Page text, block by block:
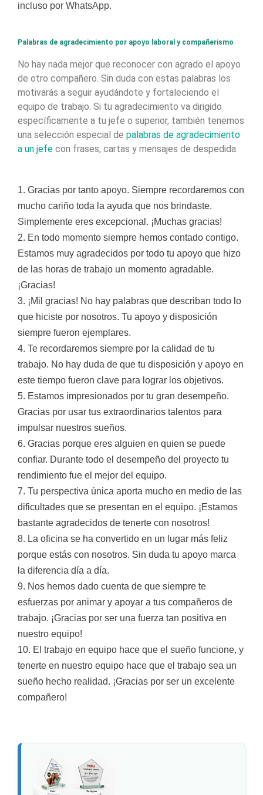
incluso por WhatsApp.
Palabras de agradecimiento por apoyo laboral y compañerismo
No hay nada mejor que reconocer con agrado el apoyo
de otro compañero. Sin duda con estas palabras los
motivarás a seguir ayudándote y fortaleciendo el
equipo de trabajo. Si tu agradecimiento va dirigido
específicamente a tu jefe o superior, también tenemos
una selección especial de palabras de agradecimiento
a un jefe con frases, cartas y mensajes de despedida.
1. Gracias por tanto apoyo. Siempre recordaremos con
mucho cariño toda la ayuda que nos brindaste.
Simplemente eres excepcional. ¡Muchas gracias!
2. En todo momento siempre hemos contado contigo.
Estamos muy agradecidos por todo tu apoyo que hizo
de las horas de trabajo un momento agradable.
¡Gracias!
3. ¡Mil gracias! No hay palabras que describan todo lo
que hiciste por nosotros. Tu apoyo y disposición
siempre fueron ejemplares.
4. Te recordaremos siempre por la calidad de tu
trabajo. No hay duda de que tu disposición y apoyo en
este tiempo fueron clave para lograr los objetivos.
5. Estamos impresionados por tu gran desempeño.
Gracias por usar tus extraordinarios talentos para
impulsar nuestros sueños.
6. Gracias porque eres alguien en quien se puede
confiar. Durante todo el desempeño del proyecto tu
rendimiento fue el mejor del equipo.
7. Tu perspectiva única aporta mucho en medio de las
dificultades que se presentan en el equipo. ¡Estamos
bastante agradecidos de tenerte con nosotros!
8. La oficina se ha convertido en un lugar más feliz
porque estás con nosotros. Sin duda tu apoyo marca
la diferencia día a día.
9. Nos hemos dado cuenta de que siempre te
esfuerzas por animar y apoyar a tus compañeros de
trabajo. ¡Gracias por ser una fuerza tan positiva en
nuestro equipo!
10. El trabajo en equipo hace que el sueño funcione, y
tenerte en nuestro equipo hace que el trabajo sea un
sueño hecho realidad. ¡Gracias por ser un excelente
compañero!